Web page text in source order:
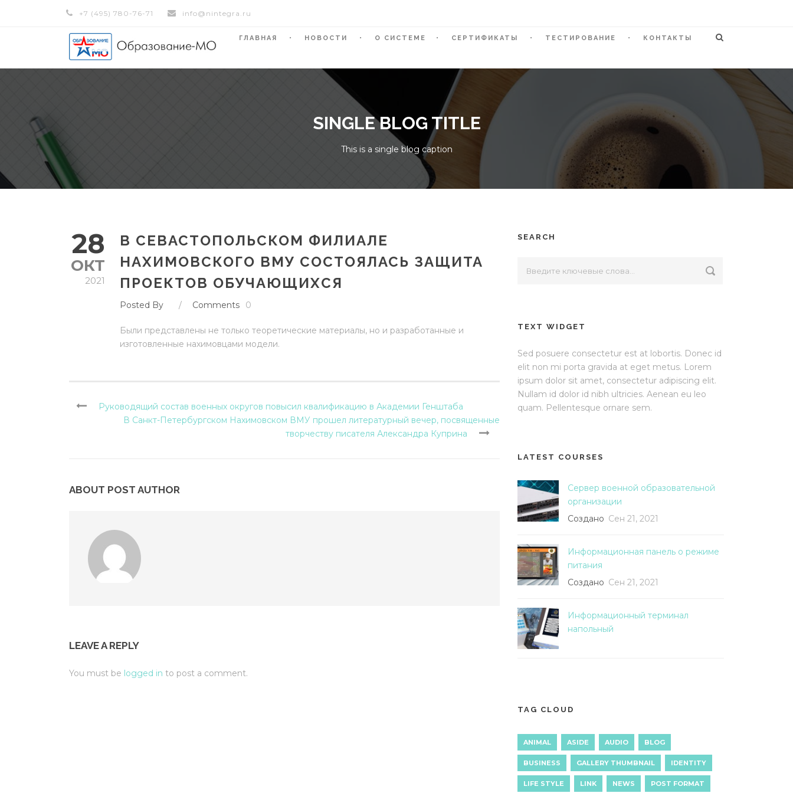
+7 (495) 780-76-71 info@nintegra.ru
ГЛАВНАЯ НОВОСТИ О СИСТЕМЕ СЕРТИФИКАТЫ ТЕСТИРОВАНИЕ КОНТАКТЫ
SINGLE BLOG TITLE
This is a single blog caption
28
ОКТ
2021
В СЕВАСТОПОЛЬСКОМ ФИЛИАЛЕ
НАХИМОВСКОГО ВМУ СОСТОЯЛАСЬ ЗАЩИТА
ПРОЕКТОВ ОБУЧАЮЩИХСЯ
Posted By / Comments 0
Были представлены не только теоретические материалы, но и разработанные и
изготовленные нахимовцами модели.
Руководящий состав военных округов повысил квалификацию в Академии Генштаба
В Санкт-Петербургском Нахимовском ВМУ прошел литературный вечер, посвященные
творчеству писателя Александра Куприна
ABOUT POST AUTHOR
LEAVE A REPLY
You must be logged in to post a comment.
SEARCH
TEXT WIDGET
Sed posuere consectetur est at lobortis. Donec id
elit non mi porta gravida at eget metus. Lorem
ipsum dolor sit amet, consectetur adipiscing elit.
Nullam id dolor id nibh ultricies. Aenean eu leo
quam. Pellentesque ornare sem.
LATEST COURSES
Сервер военной образовательной
организации
Создано Сен 21, 2021
Информационная панель о режиме
питания
Создано Сен 21, 2021
Информационный терминал
напольный
TAG CLOUD
ANIMAL ASIDE AUDIO BLOG
BUSINESS GALLERY THUMBNAIL IDENTITY
LIFE STYLE LINK NEWS POST FORMAT